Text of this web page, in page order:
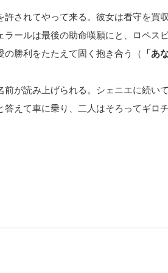
されてやって来る。彼女は看守を買
ールは最後の助命嘆願にと、ロペス
勝利をたたえて固く抱き合う（
「あ
が読み上げられる。シェニエに続い
えて車に乗り、二人はそろってギロ